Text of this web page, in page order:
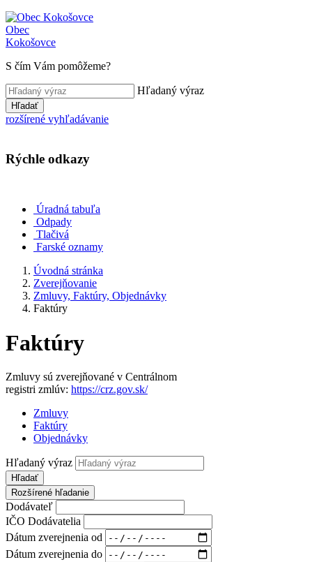
Obec
Kokošovce
S čím Vám pomôžeme?
Hľadaný výraz
Hľadať
rozšírené vyhľadávanie
Rýchle odkazy
Úradná tabuľa
Odpady
Tlačivá
Farské oznamy
Úvodná stránka
Zverejňovanie
Zmluvy, Faktúry, Objednávky
Faktúry
Faktúry
Zmluvy sú zverejňované v Centrálnom
registri zmlúv: https://crz.gov.sk/
Zmluvy
Faktúry
Objednávky
Hľadaný výraz
Hľadať
Rozšírené hľadanie
Dodávateľ
IČO Dodávatelia
Dátum zverejnenia od
Dátum zverejnenia do